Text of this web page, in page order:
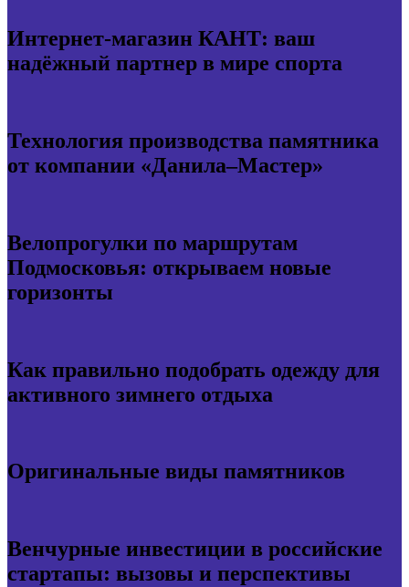
Интернет-магазин КАНТ: ваш
надёжный партнер в мире спорта
Технология производства памятника
от компании «Данила–Мастер»
Велопрогулки по маршрутам
Подмосковья: открываем новые
горизонты
Как правильно подобрать одежду для
активного зимнего отдыха
Оригинальные виды памятников
Венчурные инвестиции в российские
стартапы: вызовы и перспективы